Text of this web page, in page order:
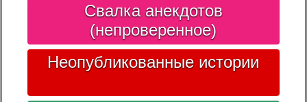
Свалка анекдотов
(непроверенное)
Неопубликованные истории